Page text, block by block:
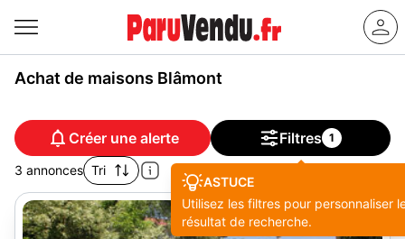
Achat de maisons Blâmont
Créer une alerte Filtres 1
ASTUCE
Utilisez les filtres pour personnaliser
résultat de recherche.
3 annonces Tri